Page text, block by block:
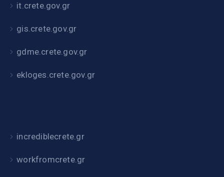
it.crete.gov.gr
gis.crete.gov.gr
gdme.crete.gov.gr
ekloges.crete.gov.gr
incrediblecrete.gr
workfromcrete.gr